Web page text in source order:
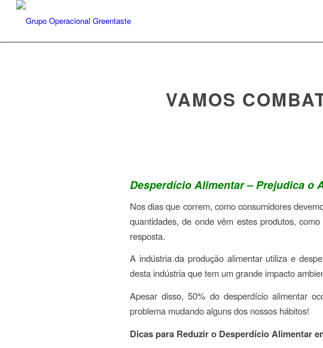
VAMOS
Desperdício Alimentar – Prejudica o
Nos dias que correm, como consumidores
quantidades, de onde vêm estes produtos,
resposta.
A indústria da produção alimentar utiliza e
desta indústria que tem um grande impacto
Apesar disso, 50% do desperdício alimentar
problema mudando alguns dos nossos hábitos!
Dicas para Reduzir o Desperdício Alimentar